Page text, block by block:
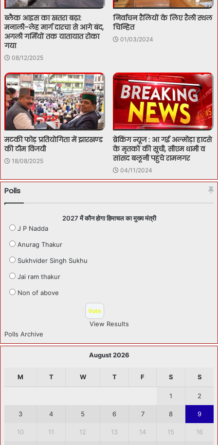
ब्लैक आइस का खतरा बढ़ा:
मनाली–लेह मार्ग दारचा से आगे बंद,
अगली गर्मियों तक यातायात रोका
गया
08/12/2025
निर्वाचन रैलियों के लिए रैली स्थल
चिन्हित
01/03/2024
मटकी फोड़ प्रतियोगिता में झारखण्ड
की टीम विजयी
18/08/2025
ब्रेकिंग न्यूज : आ गई अल्मोड़ा हादसे
के मृतकों की सूची, सीएम धामी व
सांसद बलूनी पहुंचे रामनगर
04/11/2024
Polls
2027 में कौन होगा हिमाचल का मुख्य मंत्री
J P Nadda
Anurag Thakur
Sukhvider Singh Sukhu
Jai ram thakur
Non of above
View Results
Polls Archive
August 2026
M T W T F S S
1 2
3 4 5 6 7 8 9
10 11 12 13 14 15 16